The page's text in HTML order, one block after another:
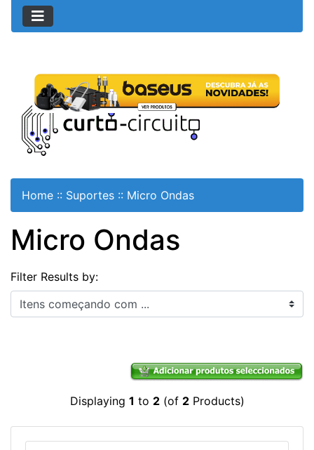
Home :: Suportes :: Micro Ondas
Micro Ondas
Filter Results by:
Itens começando com ...
Displaying 1 to 2(of 2Products)